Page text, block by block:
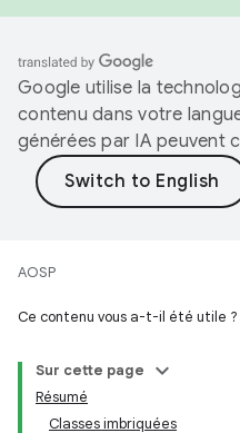
Google utilise la
contenu dans votre
générées par IA peuvent
AOSP
Ce contenu vous a-t-il été utile ?
Sur cette page
Résumé
Classes imbriquées